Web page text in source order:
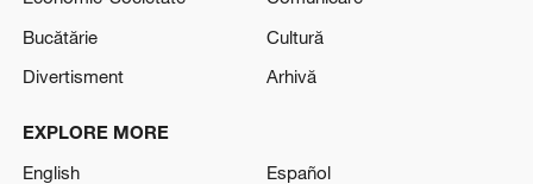
Bucătărie
Cultură
Divertisment
Arhivă
EXPLORE MORE
English
Español